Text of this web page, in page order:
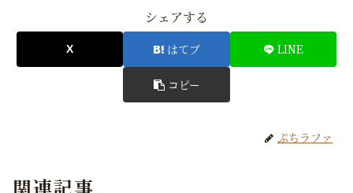
シェアする
はてブ LINE
コピー
ぷちラファ
関連記事